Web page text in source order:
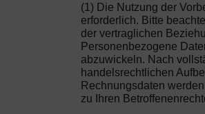
(1) Die Nutzung der
erforderlich. Bitte
der vertraglichen
Personenbezogene
abzuwickeln. Nach
handelsrechtlichen
Rechnungsdaten
zu Ihren